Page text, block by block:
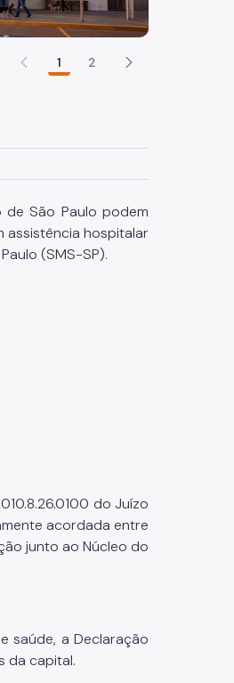
1 2
São Paulo podem
assistência hospitalar
(SMS-SP).
do Juízo
acordada entre
junto ao Núcleo do
saúde, a Declaração
da capital.